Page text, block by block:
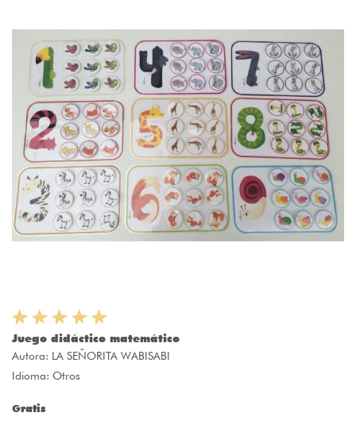
Juego didáctico matemático
Autora: LA SEÑORITA WABISABI
Idioma: Otros
Gratis